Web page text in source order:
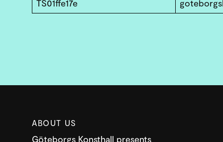
TS01ffe17e
ABOUT US
Göteborgs Konsthall presents